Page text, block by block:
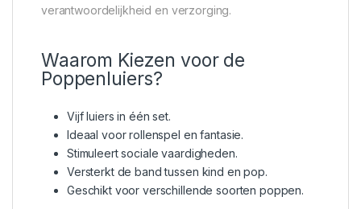
verantwoordelijkheid en verzorging.
Waarom Kiezen voor de
Poppenluiers?
Vijf luiers in één set.
Ideaal voor rollenspel en fantasie.
Stimuleert sociale vaardigheden.
Versterkt de band tussen kind en pop.
Geschikt voor verschillende soorten poppen.